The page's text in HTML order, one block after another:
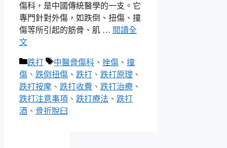
傷科，是中國傳統醫學的一支。它
專門針對外傷，如跌倒、扭傷、撞
傷等所引起的筋骨、肌 … 閱讀全
文
分
類
跌打
標
籤
中醫骨傷科 、 挫傷 、 撞
傷 、 跌倒扭傷 、 跌打 、 跌打原理 、
跌打按摩 、 跌打收費 、 跌打治療 、
跌打注意事項 、 跌打療法 、 跌打
酒 、 骨折脫臼